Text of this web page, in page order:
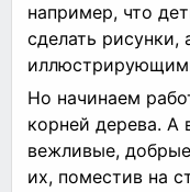
например, что
сделать
Но начинаем
корней дерева. А
вежливые,
их, поместив на